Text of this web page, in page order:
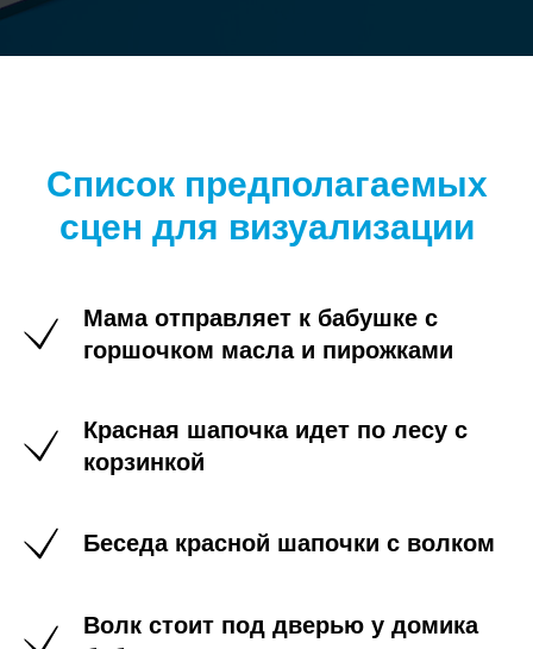
Список предполагаемых
сцен для визуализации
Мама отправляет к бабушке с
горшочком масла и пирожками
Красная шапочка идет по лесу с
корзинкой
Беседа красной шапочки с волком
Волк стоит под дверью у домика